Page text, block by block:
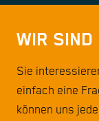
WIR SIND
Sie
einfach eine
können uns